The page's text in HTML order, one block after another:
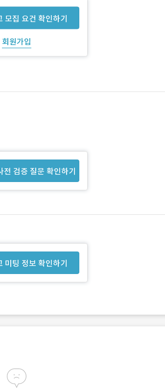
모집 요건 확인하기
회원가입
전 검증 질문 확인하기
미팅 정보 확인하기